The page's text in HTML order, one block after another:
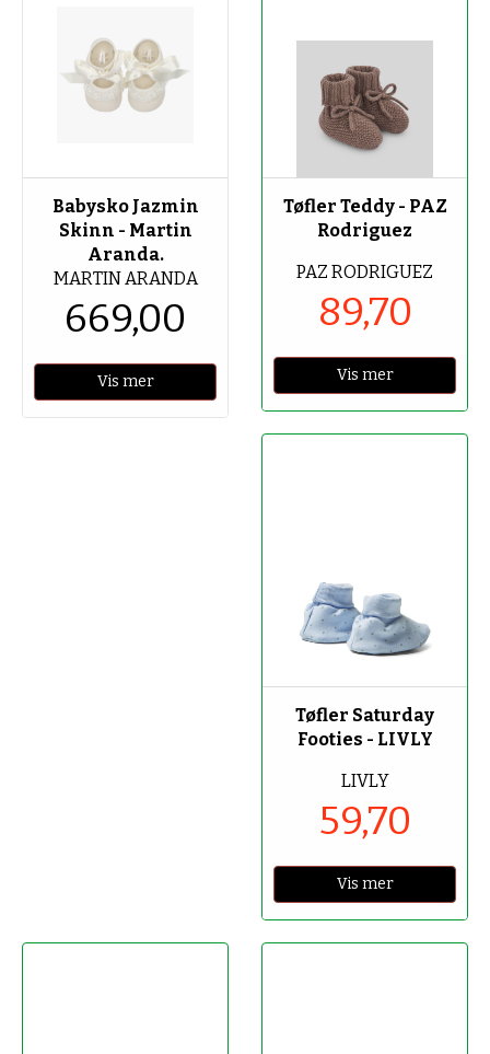
Babysko Jazmin
Skinn - Martin
Aranda.
MARTIN ARANDA
669,00
Vis mer
Tøfler Teddy - PAZ
Rodriguez
PAZ RODRIGUEZ
89,70
Vis mer
Tøfler Saturday
Footies - LIVLY
LIVLY
59,70
Vis mer